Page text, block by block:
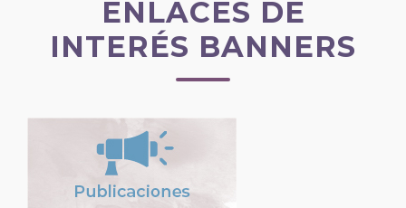
ENLACES DE
INTERÉS BANNERS